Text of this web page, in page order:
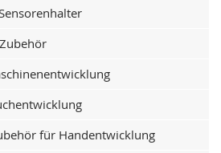
für Handentwicklung